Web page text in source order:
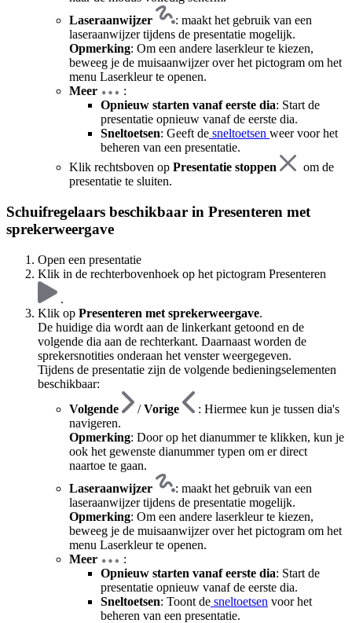
Laseraanwijzer
: maakt het gebruik van een
laseraanwijzer tijdens de presentatie mogelijk.
Opmerking: Om een andere laserkleur te kiezen,
beweeg je de muisaanwijzer over het pictogram om het
menu Laserkleur te openen.
Meer
:
Opnieuw starten vanaf eerste dia: Start de
presentatie opnieuw vanaf de eerste dia.
Sneltoetsen: Geeft de sneltoetsen weer voor het
beheren van een presentatie.
Klik rechtsboven op Presentatie stoppen
om de
presentatie te sluiten.
Schuifregelaars beschikbaar in Presenteren met
sprekerweergave
Open een presentatie
Klik in de rechterbovenhoek op het pictogram Presenteren
.
Klik op Presenteren met sprekerweergave.
De huidige dia wordt aan de linkerkant getoond en de
volgende dia aan de rechterkant. Daarnaast worden de
sprekersnotities onderaan het venster weergegeven.
Tijdens de presentatie zijn de volgende bedieningselementen
beschikbaar:
Volgende
/Vorige
: Hiermee kun je tussen dia's
navigeren.
Opmerking: Door op het dianummer te klikken, kun je
ook het gewenste dianummer typen om er direct
naartoe te gaan.
Laseraanwijzer
: maakt het gebruik van een
laseraanwijzer tijdens de presentatie mogelijk.
Opmerking: Om een andere laserkleur te kiezen,
beweeg je de muisaanwijzer over het pictogram om het
menu Laserkleur te openen.
Meer
:
Opnieuw starten vanaf eerste dia: Start de
presentatie opnieuw vanaf de eerste dia.
Sneltoetsen: Toont de sneltoetsen voor het
beheren van een presentatie.